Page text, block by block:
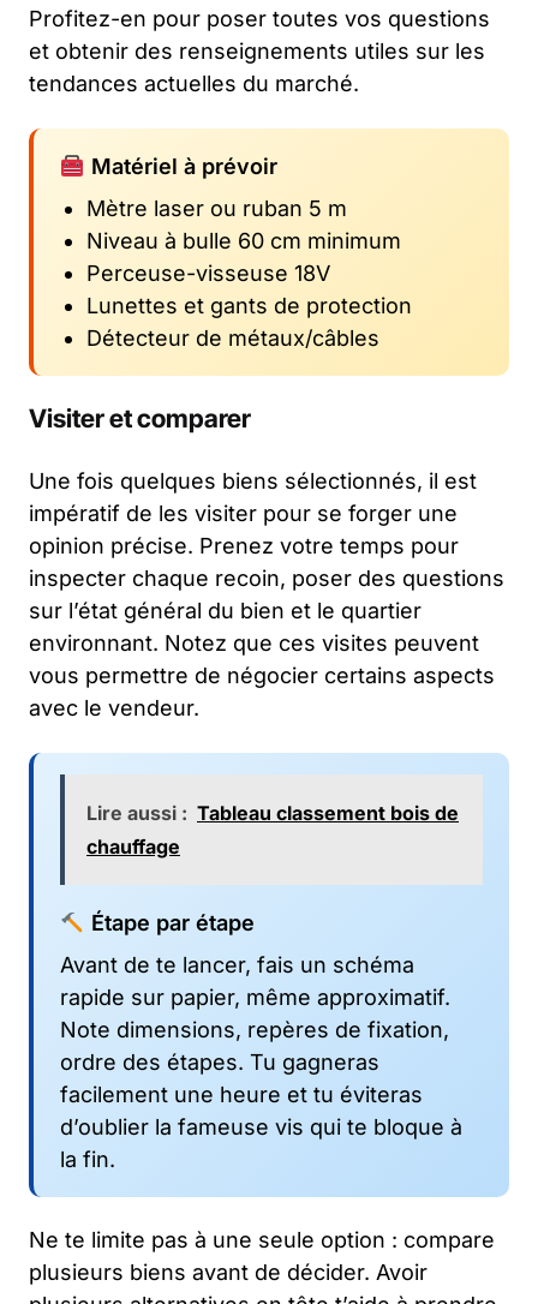
Profitez-en pour poser toutes vos questions
et obtenir des renseignements utiles sur les
tendances actuelles du marché.
Matériel à prévoir
Mètre laser ou ruban 5 m
Niveau à bulle 60 cm minimum
Perceuse-visseuse 18V
Lunettes et gants de protection
Détecteur de métaux/câbles
Visiter et comparer
Une fois quelques biens sélectionnés, il est
impératif de les visiter pour se forger une
opinion précise. Prenez votre temps pour
inspecter chaque recoin, poser des questions
sur l’état général du bien et le quartier
environnant. Notez que ces visites peuvent
vous permettre de négocier certains aspects
avec le vendeur.
Lire aussi : Tableau classement bois de
chauffage
Étape par étape
Avant de te lancer, fais un schéma
rapide sur papier, même approximatif.
Note dimensions, repères de fixation,
ordre des étapes. Tu gagneras
facilement une heure et tu éviteras
d’oublier la fameuse vis qui te bloque à
la fin.
Ne te limite pas à une seule option : compare
plusieurs biens avant de décider. Avoir